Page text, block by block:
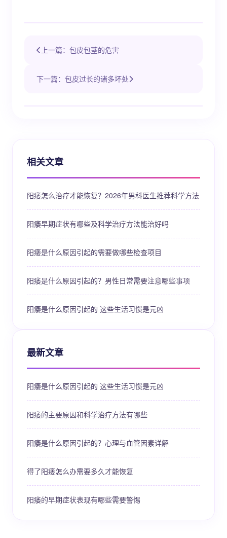
上一篇：包皮包茎的危害
下一篇：包皮过长的诸多坏处
相关文章
阳痿怎么治疗才能恢复？2026年男科医生推荐科学方法
阳痿早期症状有哪些及科学治疗方法能治好吗
阳痿是什么原因引起的需要做哪些检查项目
阳痿是什么原因引起的？男性日常需要注意哪些事项
阳痿是什么原因引起的 这些生活习惯是元凶
最新文章
阳痿是什么原因引起的 这些生活习惯是元凶
阳痿的主要原因和科学治疗方法有哪些
阳痿是什么原因引起的？心理与血管因素详解
得了阳痿怎么办需要多久才能恢复
阳痿的早期症状表现有哪些需要警惕